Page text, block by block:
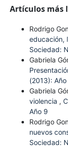
Artículos más
Rodrigo
educación,
Sociedad:
Gabriela
(2013): Año
Gabriela
violencia ,
Año 9
Rodrigo
nuevos
Sociedad: